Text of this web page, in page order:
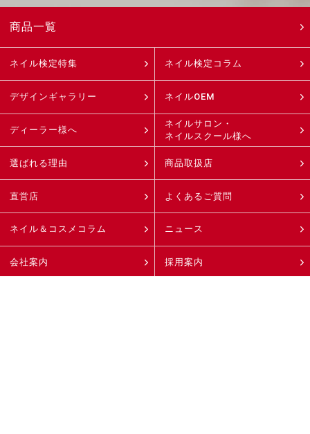
商品一覧
ネイル検定特集 ネイル検定コラム
デザインギャラリー ネイルOEM
ディーラー様へ
ネイルサロン・
ネイルスクール様へ
選ばれる理由 商品取扱店
直営店 よくあるご質問
ネイル＆コスメコラム ニュース
会社案内 採用案内